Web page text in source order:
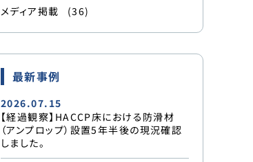
メディア掲載
(36)
最新事例
2026.07.15
【経過観察】HACCP床における防滑材
（アンプロップ）設置5年半後の現況確認
しました。